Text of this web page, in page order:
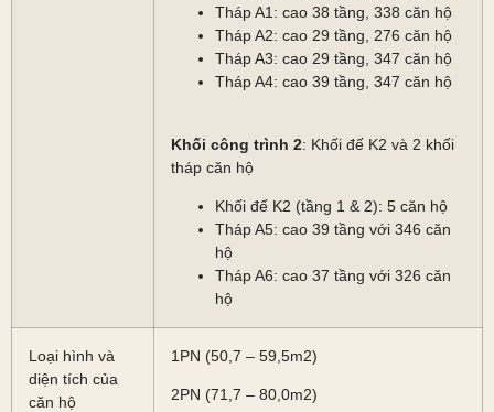
Tháp A1: cao 38 tầng, 338 căn hộ
Tháp A2: cao 29 tầng, 276 căn hộ
Tháp A3: cao 29 tầng, 347 căn hộ
Tháp A4: cao 39 tầng, 347 căn hộ
Khối công trình 2: Khối đế K2 và 2 khối
tháp căn hộ
Khối đế K2 (tầng 1 & 2): 5 căn hộ
Tháp A5: cao 39 tầng với 346 căn
hộ
Tháp A6: cao 37 tầng với 326 căn
hộ
Loại hình và
diện tích của
căn hộ
1PN (50,7 – 59,5m2)
2PN (71,7 – 80,0m2)